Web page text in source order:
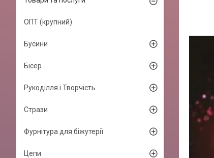
ОПТ (крупний)
Бусини
Бісер
Рукоділля і Творчість
Стрази
Фурнітура для біжутерії
Цепи